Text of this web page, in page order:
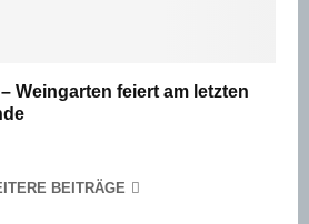
Weingarten feiert am letzten
BEITRÄGE